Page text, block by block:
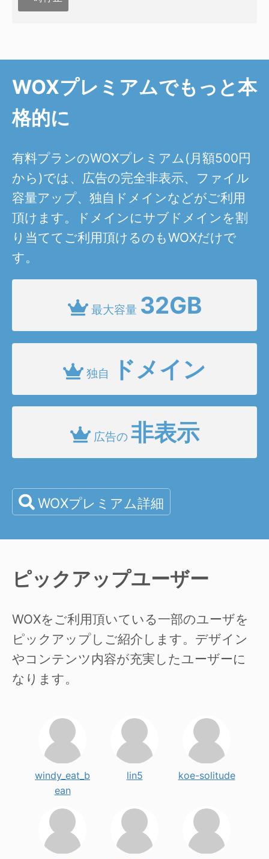
WOXプレミアムでもっと本
格的に
有料プランのWOXプレミアム(月額500円
から)では、広告の完全非表示、ファイル
容量アップ、独自ドメインなどがご利用
頂けます。ドメインにサブドメインを割
り当ててご利用頂けるのもWOXだけで
す。
最大容量 32GB
独自 ドメイン
広告の 非表示
WOXプレミアム詳細
ピックアップユーザー
WOXをご利用頂いている一部のユーザを
ピックアップしご紹介します。デザイン
やコンテンツ内容が充実したユーザーに
なります。
windy_eat_b
ean
lin5 koe-solitude